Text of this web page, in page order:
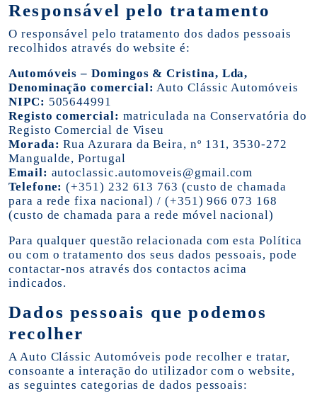
Responsável pelo tratamento
O responsável pelo tratamento dos dados pessoais
recolhidos através do website é:
Automóveis – Domingos & Cristina, Lda,
Denominação comercial: Auto Clássic Automóveis
NIPC: 505644991
Registo comercial: matriculada na Conservatória do
Registo Comercial de Viseu
Morada: Rua Azurara da Beira, nº 131, 3530-272
Mangualde, Portugal
Email: autoclassic.automoveis@gmail.com
Telefone: (+351) 232 613 763 (custo de chamada
para a rede fixa nacional) / (+351) 966 073 168
(custo de chamada para a rede móvel nacional)
Para qualquer questão relacionada com esta Política
ou com o tratamento dos seus dados pessoais, pode
contactar-nos através dos contactos acima
indicados.
Dados pessoais que podemos
recolher
A Auto Clássic Automóveis pode recolher e tratar,
consoante a interação do utilizador com o website,
as seguintes categorias de dados pessoais: